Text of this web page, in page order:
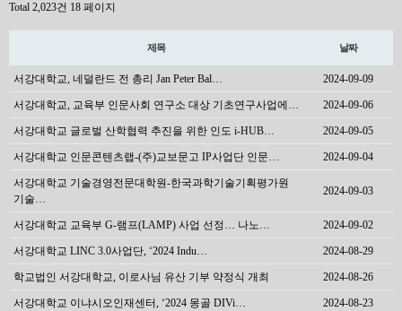
Total 2,023건 18 페이지
제목 날짜
서강대학교, 네덜란드 전 총리 Jan Peter Bal… 2024-09-09
서강대학교, 교육부 인문사회 연구소 대상 기초연구사업에… 2024-09-06
서강대학교 글로벌 산학협력 추진을 위한 인도 i-HUB… 2024-09-05
서강대학교 인문콘텐츠랩-(주)교보문고 IP사업단 인문… 2024-09-04
서강대학교 기술경영전문대학원-한국과학기술기획평가원
기술…
2024-09-03
서강대학교 교육부 G-램프(LAMP) 사업 선정… 나노… 2024-09-02
서강대학교 LINC 3.0사업단, ‘2024 Indu… 2024-08-29
학교법인 서강대학교, 이로사님 유산 기부 약정식 개최 2024-08-26
서강대학교 이냐시오인재센터, ‘2024 몽골 DIVi… 2024-08-23